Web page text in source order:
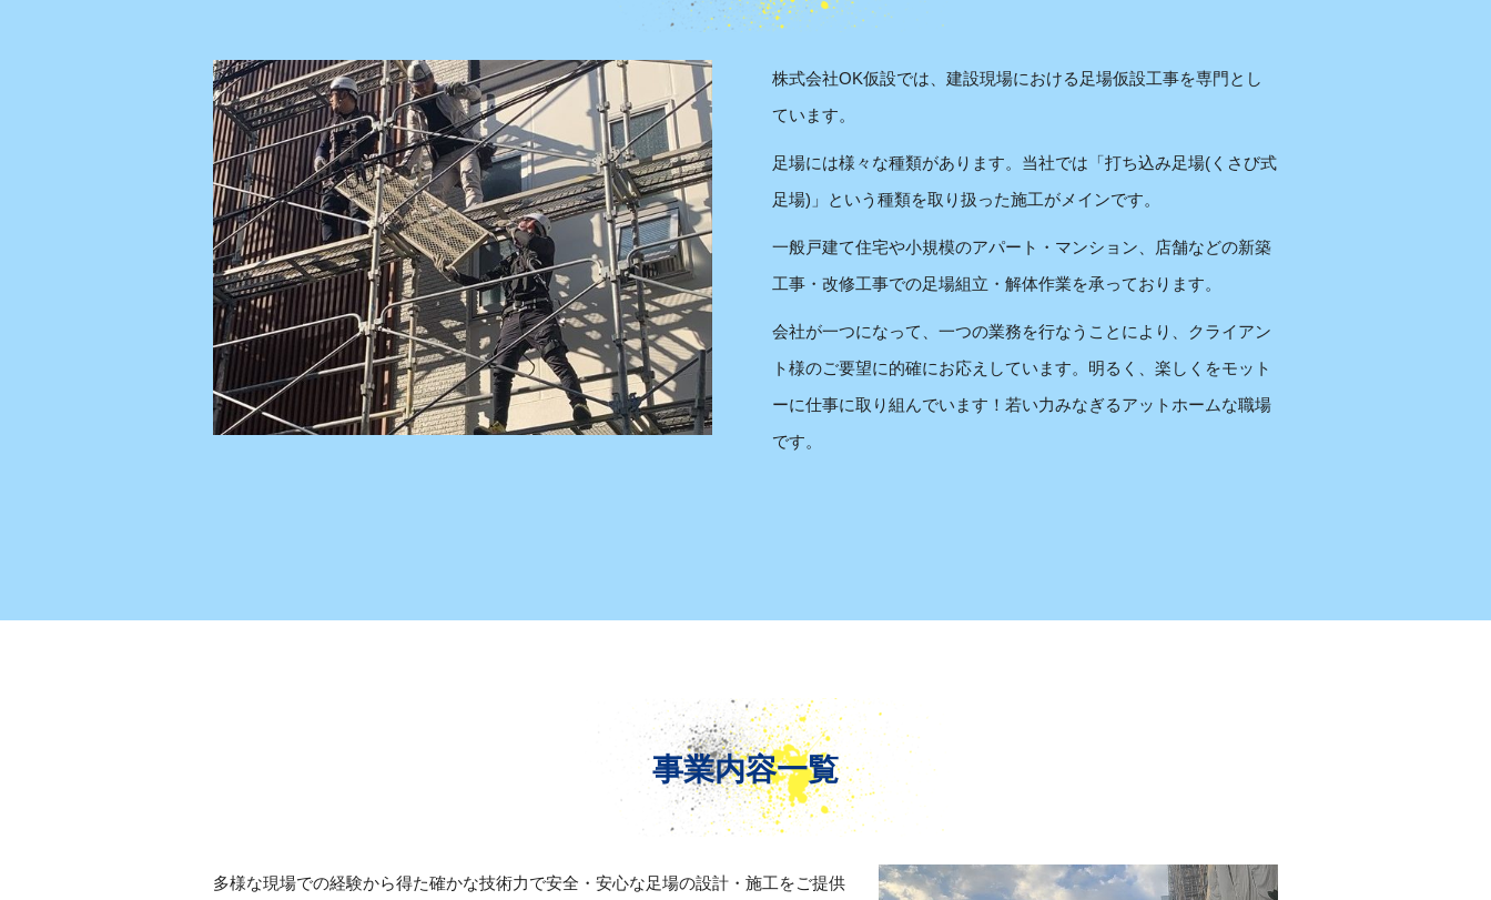
株式会社OK仮設では、建設現場における足場仮設工事を専門とし
ています。
足場には様々な種類があります。当社では「打ち込み足場(くさび式
足場)」という種類を取り扱った施工がメインです。
一般戸建て住宅や小規模のアパート・マンション、店舗などの新築
工事・改修工事での足場組立・解体作業を承っております。
会社が一つになって、一つの業務を行なうことにより、クライアン
ト様のご要望に的確にお応えしています。明るく、楽しくをモット
ーに仕事に取り組んでいます！若い力みなぎるアットホームな職場
です。
事業内容一覧
多様な現場での経験から得た確かな技術力で安全・安心な足場の設計・施工をご提供